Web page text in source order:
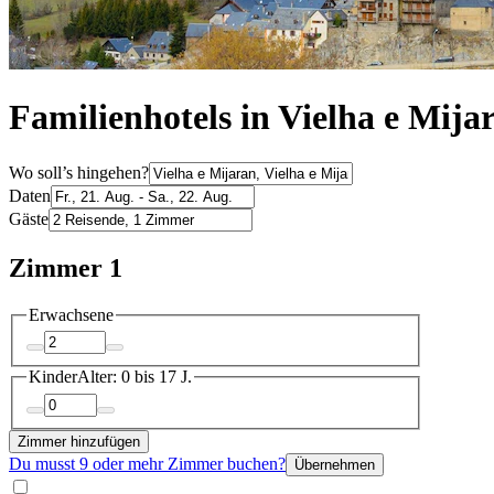
Familienhotels in Vielha e
Wo soll’s hingehen?
Daten
Gäste
Zimmer 1
Erwachsene
KinderAlter: 0 bis 17 J.
Zimmer hinzufügen
Du musst 9 oder mehr Zimmer buchen? Übernehmen